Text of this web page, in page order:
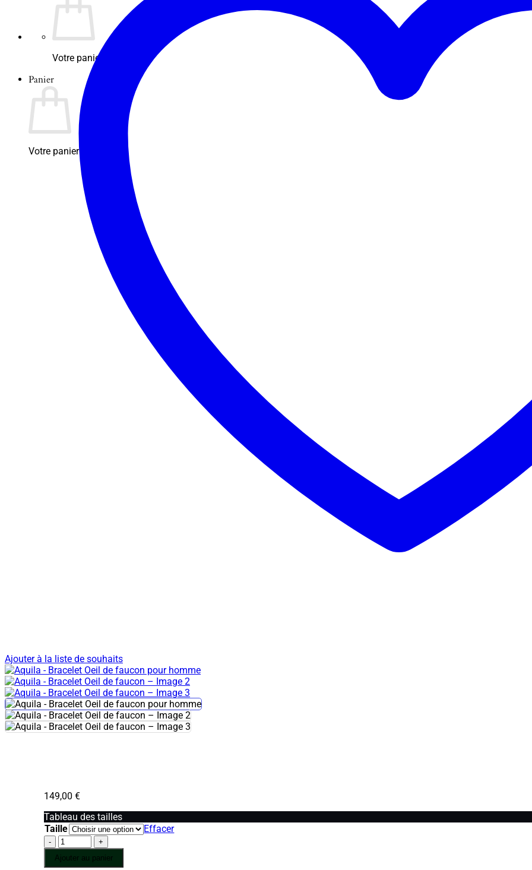
Votre panier est vide.
Panier
Votre panier est vide.
Ajouter à la liste de souhaits
149,00€
Tableau des tailles
Taille
Effacer
quantité
de
Aquila
Ajouter au panier